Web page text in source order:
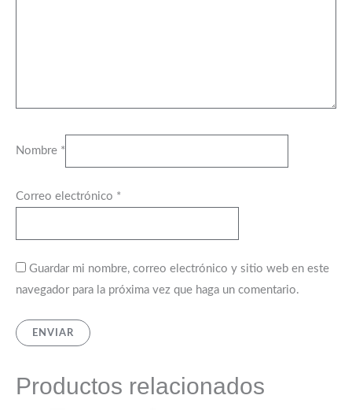
Nombre *
Correo electrónico *
Guardar mi nombre, correo electrónico y sitio web en este
navegador para la próxima vez que haga un comentario.
Productos relacionados